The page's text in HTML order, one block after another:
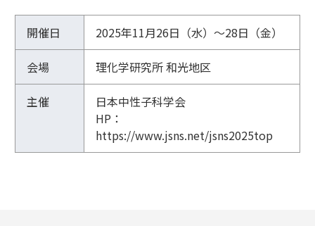
【
催
日
子
開催日 2025年11月26日（水）〜28日（金）
会場 理化学研究所 和光地区
主催
日本中性子科学会
HP：
https://www.jsns.net/jsns2025top